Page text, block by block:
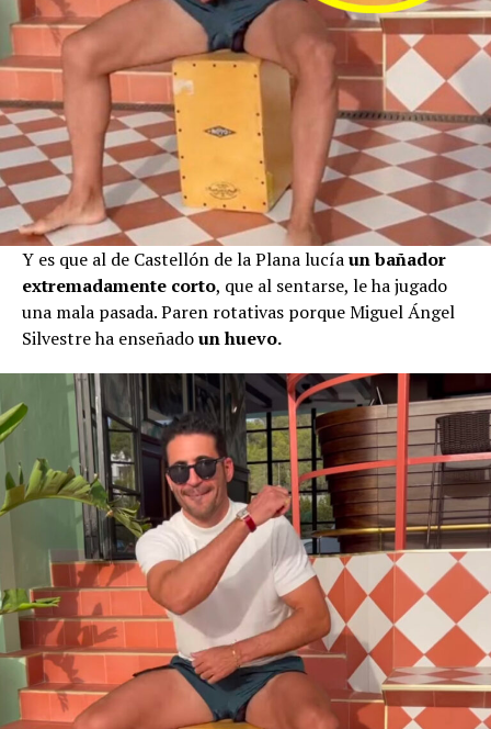
Y es que al de Castellón de la Plana lucíaun bañador
extremadamente corto, que al sentarse, le ha jugado
una mala pasada. Paren rotativas porque Miguel Ángel
Silvestre ha enseñadoun huevo.